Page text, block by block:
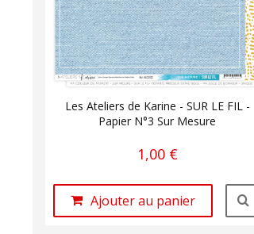
Les Ateliers de Karine - SUR LE FIL -
Papier N°3 Sur Mesure
1,00 €
Ajouter au panier